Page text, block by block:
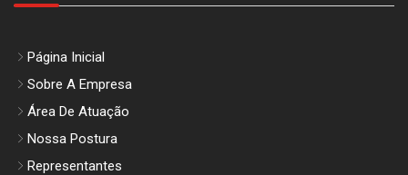
Página Inicial
Sobre A Empresa
Área De Atuação
Nossa Postura
Representantes